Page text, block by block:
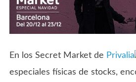
En los Secret Market de Privalia
especiales físicas de stocks,